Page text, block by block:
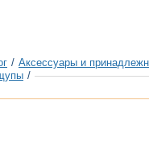
/ Аксессуары и
/